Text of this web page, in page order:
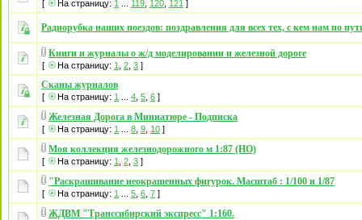
[ На страницу: 1 119 120 121 ]
Радиорубка наших поездов: поздравления для всех тех, с кем нам по
Книги и журналы о ж/д моделировании и железной дороге
[ На страницу: 1 2 3 ]
Сканы журналов
[ На страницу: 1 4 5 6 ]
Железная Дорога в Миниатюре - Подписка
[ На страницу: 1 8 9 10 ]
Моя коллекция железнодорожного м 1:87 (НО)
[ На страницу: 1 2 3 ]
"Раскрашивание неокрашенных фигурок. Масштаб : 1/100 и 1/87
[ На страницу: 1 5 6 7 ]
ЖДВМ "Транссибирский экспресс" 1:160.